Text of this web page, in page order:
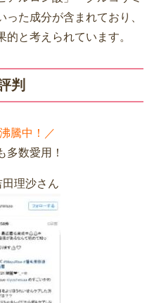
た成分が含まれており、
と考えられています。
判
騰中！／
多数愛用！
理沙さん